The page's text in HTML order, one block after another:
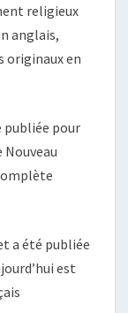
religieux
anglais,
originaux en
publiée pour
Nouveau
a été publiée
est